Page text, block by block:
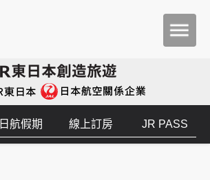
日航假期 線上訂房 JR PASS